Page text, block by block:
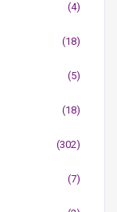
(4)
(18)
(5)
(18)
(302)
(7)